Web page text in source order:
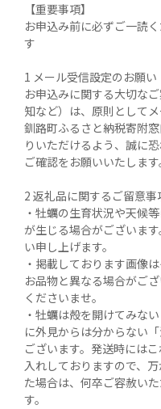
【重要事項】
お申込み前に必ずご一読
す
1 メール受信設定のお願い
お申込みに関する大切な
知など）は、原則として
釧路町ふるさと納税寄附
りいただけるよう、誠に
ご確認をお願いいたします
2 返礼品に関するご留意事
・牡蠣の生育状況や天候
が生じる場合がございま
い申し上げます。
・掲載しております画像
お品物と異なる場合がご
くださいませ。
・牡蠣は殻を開けてみな
に外見からは分からない
ございます。発送時には
入れしておりますので、
た場合は、何卒ご容赦い
す。